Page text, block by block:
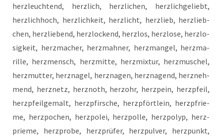
herz­leuch­tend, herz­lich, herz­li­chen, herz­lich­ge­liebt,
herz­lich­hoch, herz­lich­keit, herz­licht, herz­lieb, herz­lieb­
chen, herz­lie­bend, herz­lo­ckend, herz­los, herz­lo­se, herz­lo­
sig­keit, herz­ma­cher, herz­mah­ner, herz­man­gel, herz­ma­
ril­le, herz­mensch, herz­mit­te, herz­mix­tur, herz­mu­schel,
herz­mut­ter, herz­na­gel, herz­na­gen, herz­na­gend, herz­neh­
mend, herz­netz, herz­noth, herz­ohr, herz­pein, herz­pfeil,
herz­pfeil­ge­malt, herz­pfir­sche, herz­pfört­lein, herz­pfrie­
me, herz­po­chen, herz­po­lei, herz­pol­le, herz­po­lyp, herz­
prie­me, herz­pro­be, herz­prü­fer, herz­pul­ver, herz­punkt,